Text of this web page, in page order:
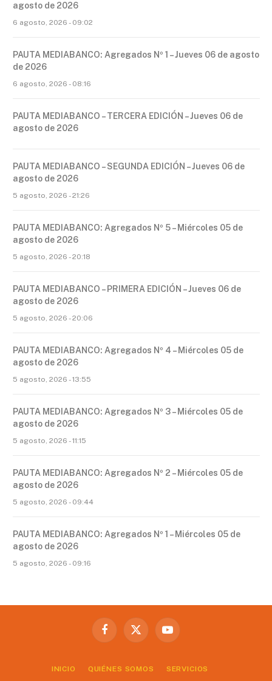
agosto de 2026
6 agosto, 2026 - 09:02
PAUTA MEDIABANCO: Agregados Nº 1 – Jueves 06 de agosto
de 2026
6 agosto, 2026 - 08:16
PAUTA MEDIABANCO – TERCERA EDICIÓN – Jueves 06 de
agosto de 2026
PAUTA MEDIABANCO – SEGUNDA EDICIÓN – Jueves 06 de
agosto de 2026
5 agosto, 2026 - 21:26
PAUTA MEDIABANCO: Agregados Nº 5 – Miércoles 05 de
agosto de 2026
5 agosto, 2026 - 20:18
PAUTA MEDIABANCO – PRIMERA EDICIÓN – Jueves 06 de
agosto de 2026
5 agosto, 2026 - 20:06
PAUTA MEDIABANCO: Agregados Nº 4 – Miércoles 05 de
agosto de 2026
5 agosto, 2026 - 13:55
PAUTA MEDIABANCO: Agregados Nº 3 – Miércoles 05 de
agosto de 2026
5 agosto, 2026 - 11:15
PAUTA MEDIABANCO: Agregados Nº 2 – Miércoles 05 de
agosto de 2026
5 agosto, 2026 - 09:44
PAUTA MEDIABANCO: Agregados Nº 1 – Miércoles 05 de
agosto de 2026
5 agosto, 2026 - 09:16
Facebook
X
YouTube
INICIO QUIÉNES SOMOS SERVICIOS